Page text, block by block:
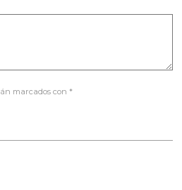
marcados con *